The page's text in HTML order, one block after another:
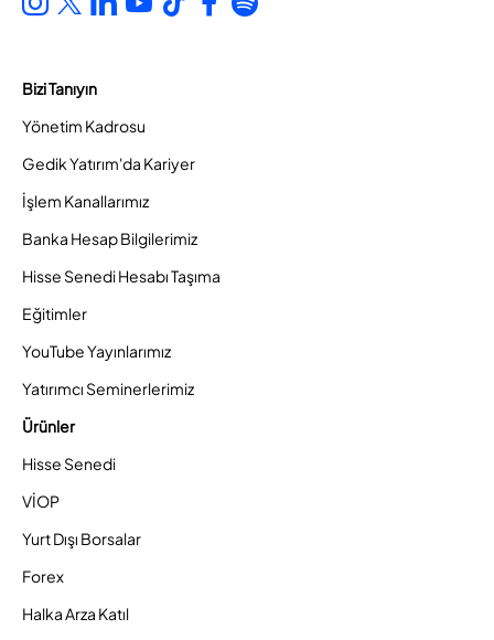
Bizi Tanıyın
Yönetim Kadrosu
Gedik Yatırım'da Kariyer
İşlem Kanallarımız
Banka Hesap Bilgilerimiz
Hisse Senedi Hesabı Taşıma
Eğitimler
YouTube Yayınlarımız
Yatırımcı Seminerlerimiz
Ürünler
Hisse Senedi
VİOP
Yurt Dışı Borsalar
Forex
Halka Arza Katıl